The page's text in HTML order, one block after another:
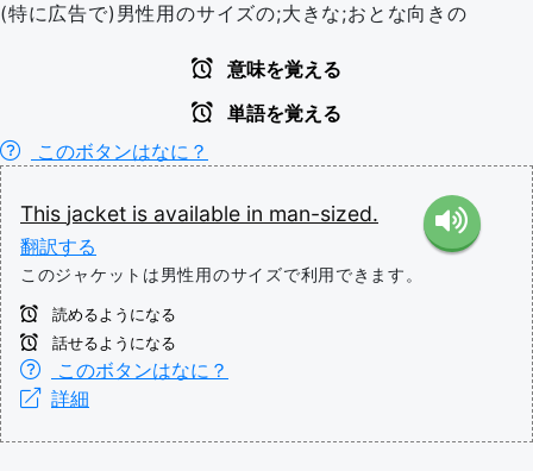
(特に広告で)男性用のサイズの;大きな;おとな向きの
意味を覚える
単語を覚える
このボタンはなに？
This jacket is available in man-sized.
翻訳する
このジャケットは男性用のサイズで利用できます。
読めるようになる
話せるようになる
このボタンはなに？
詳細